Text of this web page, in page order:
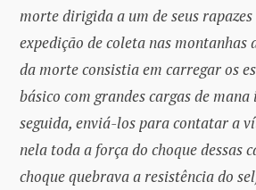
morte dirigida a um de seus
expedição de coleta nas montanhas
da morte consistia em carregar os
básico com grandes cargas de
seguida, enviá-los para contatar a
nela toda a força do choque dessas
choque quebrava a resistência do